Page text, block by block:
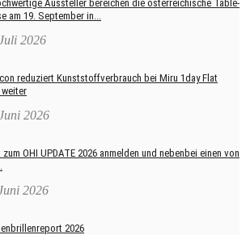
Aussteller bereichen die österreichische Table-
am 19. September in...
2026
reduziert Kunststoffverbrauch bei Miru 1day Flat
2026
OHI UPDATE 2026 anmelden und nebenbei einen von
2026
2026